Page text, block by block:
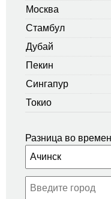
Москва
Стамбул
Дубай
Пекин
Сингапур
Токио
Разница во